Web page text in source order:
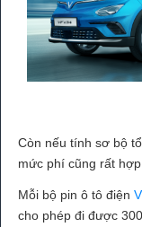
Còn nếu tính sơ bộ
mức phí cũng rất hợp
Mỗi bộ pin ô tô điện
cho phép đi được